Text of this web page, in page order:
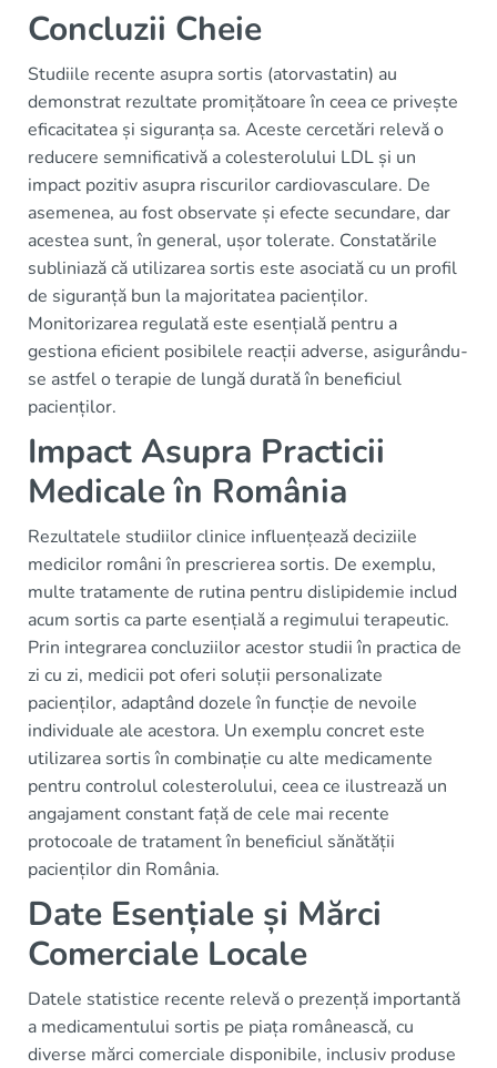
Concluzii Cheie
Studiile recente asupra sortis (atorvastatin) au
demonstrat rezultate promițătoare în ceea ce privește
eficacitatea și siguranța sa. Aceste cercetări relevă o
reducere semnificativă a colesterolului LDL și un
impact pozitiv asupra riscurilor cardiovasculare. De
asemenea, au fost observate și efecte secundare, dar
acestea sunt, în general, ușor tolerate. Constatările
subliniază că utilizarea sortis este asociată cu un profil
de siguranță bun la majoritatea pacienților.
Monitorizarea regulată este esențială pentru a
gestiona eficient posibilele reacții adverse, asigurându-
se astfel o terapie de lungă durată în beneficiul
pacienților.
Impact Asupra Practicii
Medicale în România
Rezultatele studiilor clinice influențează deciziile
medicilor români în prescrierea sortis. De exemplu,
multe tratamente de rutina pentru dislipidemie includ
acum sortis ca parte esențială a regimului terapeutic.
Prin integrarea concluziilor acestor studii în practica de
zi cu zi, medicii pot oferi soluții personalizate
pacienților, adaptând dozele în funcție de nevoile
individuale ale acestora. Un exemplu concret este
utilizarea sortis în combinație cu alte medicamente
pentru controlul colesterolului, ceea ce ilustrează un
angajament constant față de cele mai recente
protocoale de tratament în beneficiul sănătății
pacienților din România.
Date Esențiale și Mărci
Comerciale Locale
Datele statistice recente relevă o prezență importantă
a medicamentului sortis pe piața românească, cu
diverse mărci comerciale disponibile, inclusiv produse